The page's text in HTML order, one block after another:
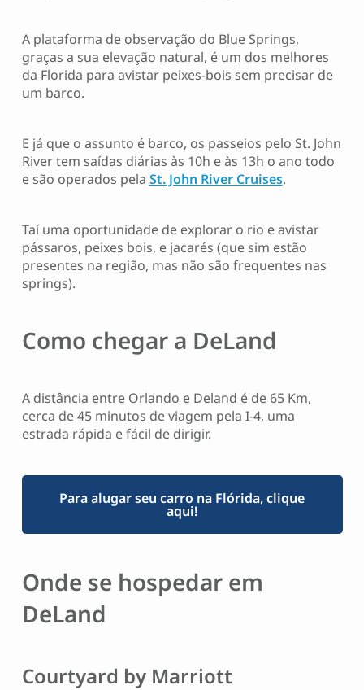
A plataforma de observação do Blue Springs,
graças a sua elevação natural, é um dos melhores
da Florida para avistar peixes-bois sem precisar de
um barco.
E já que o assunto é barco, os passeios pelo St. John
River tem saídas diárias às 10h e às 13h o ano todo
e são operados pela St. John River Cruises.
Taí uma oportunidade de explorar o rio e avistar
pássaros, peixes bois, e jacarés (que sim estão
presentes na região, mas não são frequentes nas
springs).
Como chegar a DeLand
A distância entre Orlando e Deland é de 65 Km,
cerca de 45 minutos de viagem pela I-4, uma
estrada rápida e fácil de dirigir.
Para alugar seu carro na Flórida, clique
aqui!
Onde se hospedar em
DeLand
Courtyard by Marriott